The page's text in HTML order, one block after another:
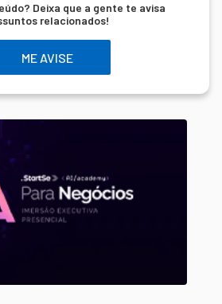
Deixa que a gente te avisa
relacionados!
ME AVISE